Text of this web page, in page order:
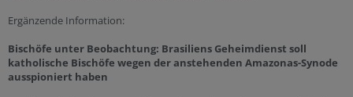
Ergänzende Information:
Bischöfe unter Beobachtung: Brasiliens Geheimdienst soll
katholische Bischöfe wegen der anstehenden Amazonas-Synode
ausspioniert haben